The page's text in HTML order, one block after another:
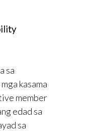
sa
kasama
member
edad sa
sa